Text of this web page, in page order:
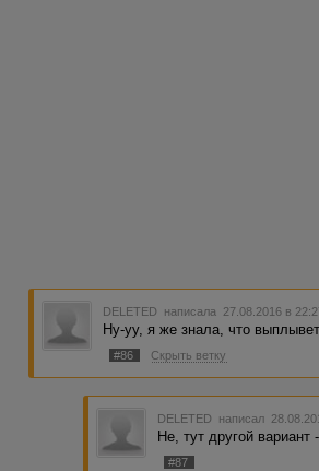
DELETED написала 27.08.2016 в
Ну-уу, я же знала, что
#86 Скрыть ветку
DELETED написал
Не, тут другой вариант
#87